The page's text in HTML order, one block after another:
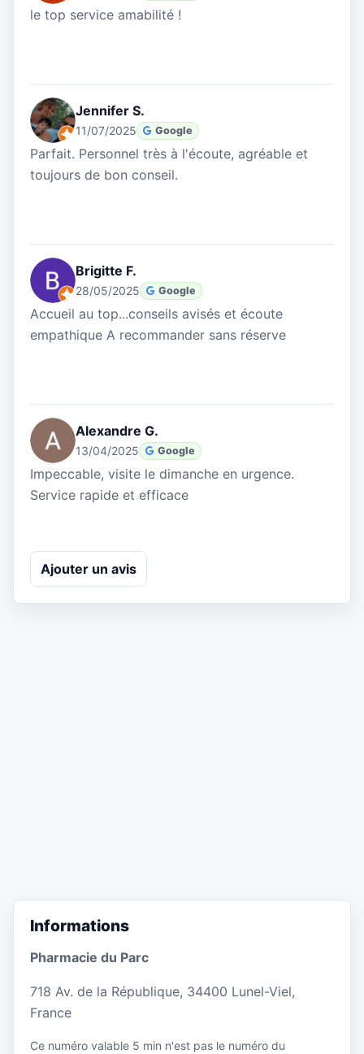
le top service amabilité !
Jennifer S.
11/07/2025 Google
Parfait. Personnel très à l'écoute, agréable et
toujours de bon conseil.
Brigitte F.
28/05/2025 Google
Accueil au top...conseils avisés et écoute
empathique A recommander sans réserve
Alexandre G.
13/04/2025 Google
Impeccable, visite le dimanche en urgence.
Service rapide et efficace
Ajouter un avis
Informations
Pharmacie du Parc
718 Av. de la République, 34400 Lunel-Viel,
France
Ce numéro valable 5 min n'est pas le numéro du